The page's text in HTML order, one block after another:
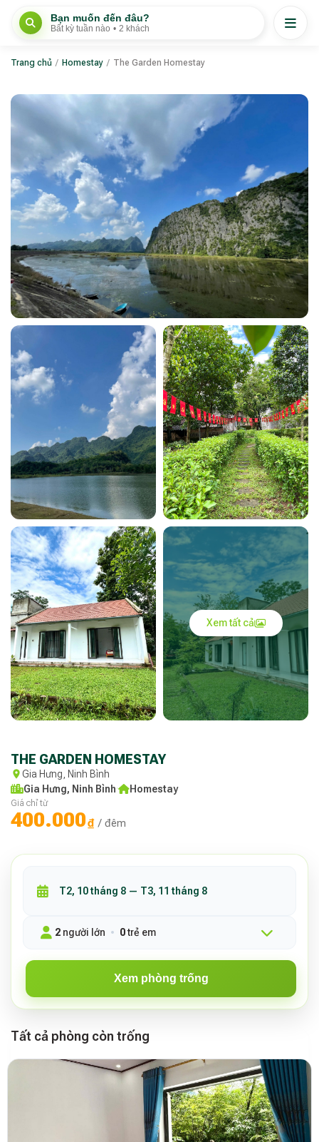
Bạn muốn đến đâu?
Bất kỳ tuần nào • 2 khách
Trang chủ / Homestay / The Garden Homestay
Xem tất cả
THE GARDEN HOMESTAY
Gia Hưng, Ninh Bình
Gia Hưng, Ninh Bình· Homestay
Giá chỉ từ
400.000₫ / đêm
2 người lớn 0trẻ em
Xem phòng trống
Tất cả phòng còn trống